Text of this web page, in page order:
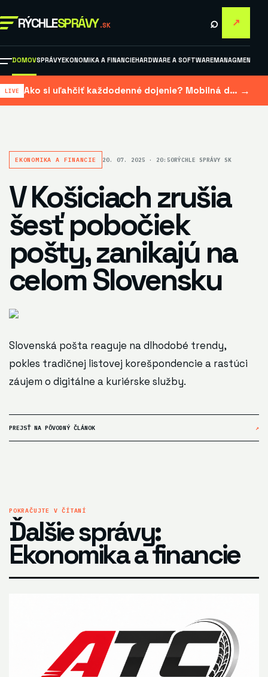
RÝCHLESPRÁVY .SK ⌕ ↗
DOMOVSPRÁVYEKONOMIKA A FINANCIEHARDWARE A SOFTWAREMANAGMENT A
Ako si uľahčiť každodenné dojenie? Mobilná dojačka šetrí čas aj námahu →
EKONOMIKA A FINANCIE 20. 07. 2025 · 20:50RÝCHLE SPRÁVY SK
V Košiciach zrušia
šesť pobočiek
pošty, zanikajú na
celom Slovensku
Slovenská pošta reaguje na dlhodobé trendy,
pokles tradičnej listovej korešpondencie a rastúci
záujem o digitálne a kuriérske služby.
PREJSŤ NA PÔVODNÝ ČLÁNOK ↗
POKRAČUJTE V ČÍTANÍ
Ďalšie správy:
Ekonomika a financie